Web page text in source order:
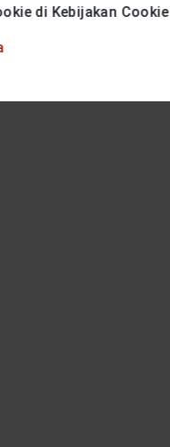
di Kebijakan Cookie